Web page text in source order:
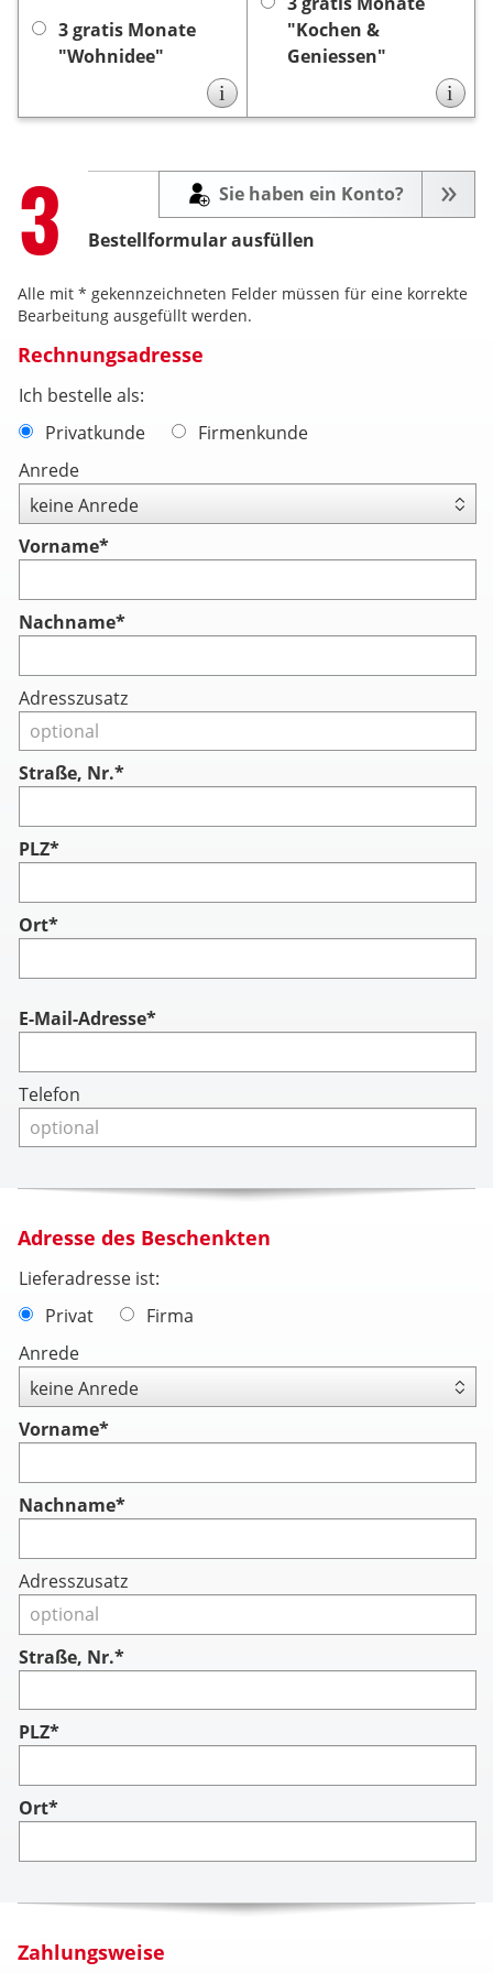
3 gratis Monate
"Wohnidee"
ist
keine Kündigung
notwendig.
i
"Kochen &
Geniessen"
Kündigung notwendig.
i
Step
3 Bestellformular ausfüllen
Sie haben ein Konto?
Alle mit * gekennzeichneten Felder müssen für eine korrekte
Bearbeitung ausgefüllt werden.
Rechnungsadresse
Ich bestelle als:
Privatkunde
Firmenkunde
Anrede
Vorname*
Nachname*
Adresszusatz
Straße, Nr.*
PLZ*
Ort*
Account
E-Mail-Adresse*
Telefon
Adresse des Beschenkten
Lieferadresse ist:
Privat
Firma
Anrede
Vorname*
Nachname*
Adresszusatz
Straße, Nr.*
PLZ*
Ort*
Zahlungsweise